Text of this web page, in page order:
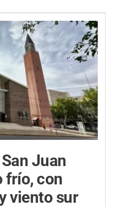
San Juan
frío, con
viento sur